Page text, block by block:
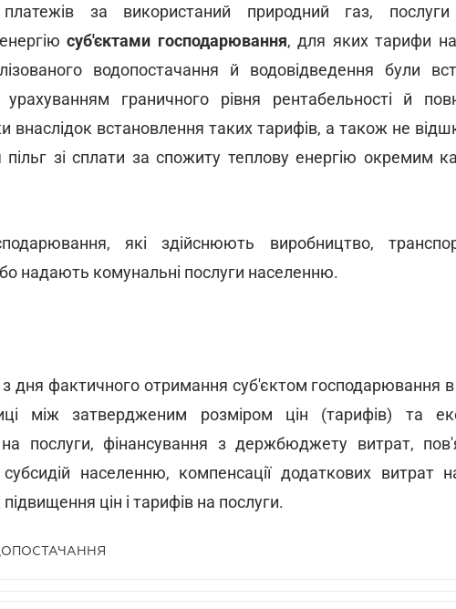
платежів за використаний природний газ,
суб'єктами господарювання, для яких тарифи
водопостачання й водовідведення були
граничного рівня рентабельності й
внаслідок встановлення таких тарифів, а також не
зі сплати за спожиту теплову енергію окремим
які здійснюють виробництво,
надають комунальні послуги населенню.
з дня фактичного отримання суб'єктом господарювання
між затвердженим розміром цін (тарифів) та
послуги, фінансування з держбюджету витрат,
населенню, компенсації додаткових витрат
цін і тарифів на послуги.